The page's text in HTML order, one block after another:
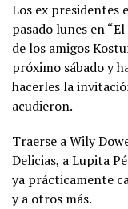
Los ex presidentes
pasado lunes en
de los amigos
próximo sábado y
hacerles la
acudieron.
Traerse a Wily
Delicias, a Lupita
ya prácticamente
y a otros más.